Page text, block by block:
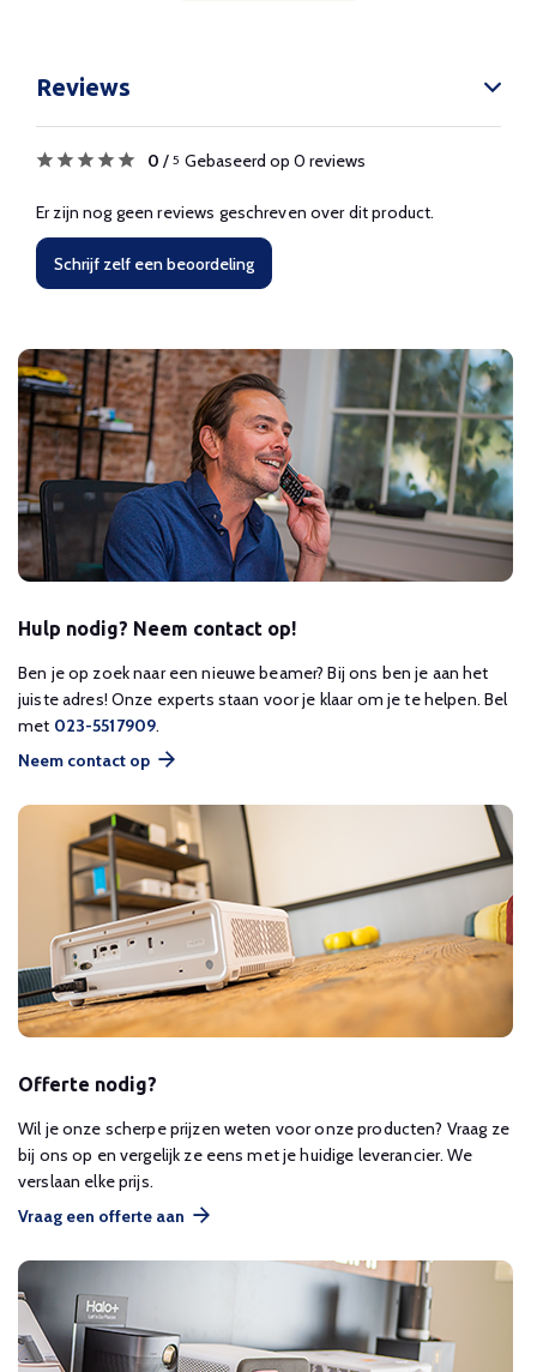
Reviews
0 / 5 Gebaseerd op 0 reviews
Er zijn nog geen reviews geschreven over dit product.
Schrijf zelf een beoordeling
Hulp nodig? Neem contact op!
Ben je op zoek naar een nieuwe beamer? Bij ons ben je aan het
juiste adres! Onze experts staan voor je klaar om je te helpen. Bel
met 023-5517909.
Neem contact op
Offerte nodig?
Wil je onze scherpe prijzen weten voor onze producten? Vraag ze
bij ons op en vergelijk ze eens met je huidige leverancier. We
verslaan elke prijs.
Vraag een offerte aan